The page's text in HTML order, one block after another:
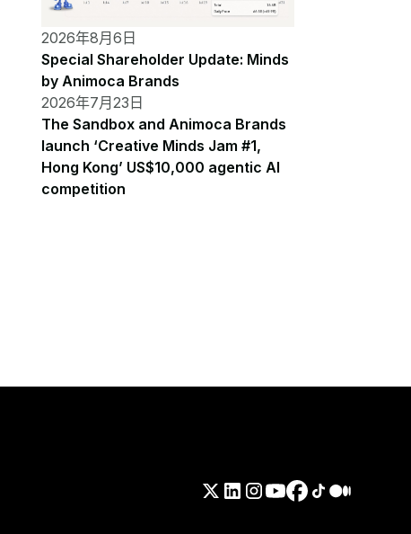
2026年8月6日
Special Shareholder Update: Minds
by Animoca Brands
2026年7月23日
The Sandbox and Animoca Brands
launch ‘Creative Minds Jam #1,
Hong Kong’ US$10,000 agentic AI
competition